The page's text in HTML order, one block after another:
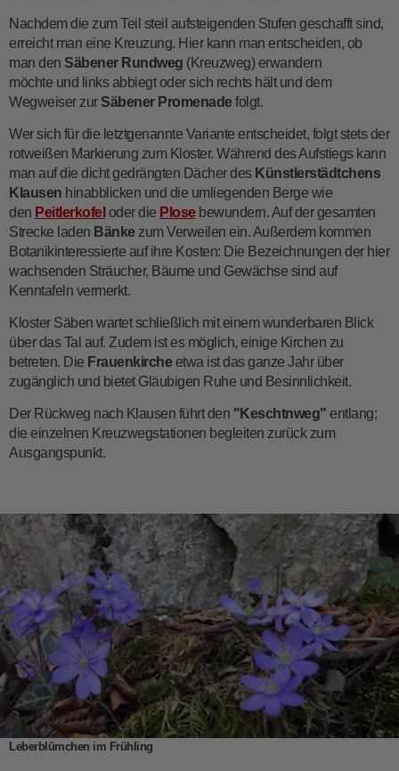
Nachdem die zum Teil steil aufsteigenden Stufen geschafft sind,
erreicht man eine Kreuzung. Hier kann man entscheiden, ob
man den Säbener Rundweg (Kreuzweg) erwandern
möchte und links abbiegt oder sich rechts hält und dem
Wegweiser zurSäbener Promenadefolgt.
Wer sich für die letztgenannte Variante entscheidet, folgt stets der
rotweißen Markierung zum Kloster. Während des Aufstiegs kann
man auf die dicht gedrängten Dächer des Künstlerstädtchens
Klausen hinabblicken und die umliegenden Berge wie
den Peitlerkofel oder die Plosebewundern. Auf der gesamten
Strecke laden Bänkezum Verweilen ein. Außerdem kommen
Botanikinteressierte auf ihre Kosten: Die Bezeichnungen der hier
wachsenden Sträucher, Bäume und Gewächse sind auf
Kenntafeln vermerkt.
Kloster Säben wartet schließlich mit einem wunderbaren Blick
über das Tal auf. Zudem ist es möglich, einige Kirchen zu
betreten. Die Frauenkircheetwa ist das ganze Jahr über
zugänglich und bietet Gläubigen Ruhe und Besinnlichkeit.
Der Rückweg nach Klausen führt den "Keschtnweg" entlang;
die einzelnen Kreuzwegstationen begleiten zurück zum
Ausgangspunkt.
Leberblümchen im Frühling